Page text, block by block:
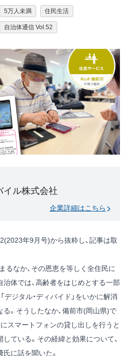
5万人未満 住民生活
自治体通信 Vol.52
イル株式会社
企業詳細はこちら
年9月号)から抜粋し、記事は取
るなか、その恩恵を等しく全住民に
体では、高齢者をはじめとする一部
デジタル・ディバイド」をいかに解消
。そうしたなか、備前市(岡山県)で
スマートフォンの貸し出しを行うと
ている。その経緯と効果について、
に話を聞いた。